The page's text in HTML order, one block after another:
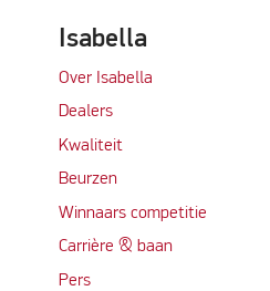
Isabella
Over Isabella
Dealers
Kwaliteit
Beurzen
Winnaars competitie
Carrière & baan
Pers